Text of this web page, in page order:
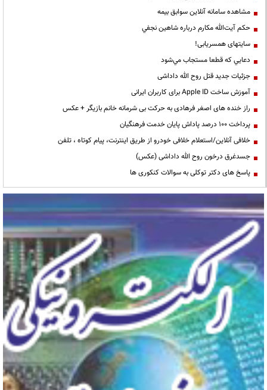
مشاهده سامانه آنلاين سوابق بیمه
حكم آيت‌الله مكارم درباره شاهين نجفي
سایتهای همسریابی!
دعايي كه قطعا مستجاب مي‌شود
جزئیات جدید قتل روح الله داداشی
آموزش ساخت Apple ID برای کاربران ایرانی
راز خنده های اصغر فرهادی به حرکت بی شرمانه خانم بازیگر + عکس
پرداخت ۱۰۰ درصد پاداش پایان خدمت فرهنگیان
خلافی آنلاین/استعلام خلافی خودرو از طریق اینترنت، پیام کوتاه ، تلفن
جسدغرق درخون روح الله داداشی (عکس)
پاسخ های دکتر توکلی به سوالات کنکوری ها